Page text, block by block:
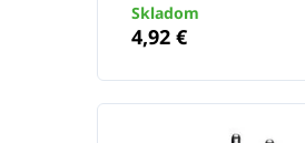
Skladom
4,92 €